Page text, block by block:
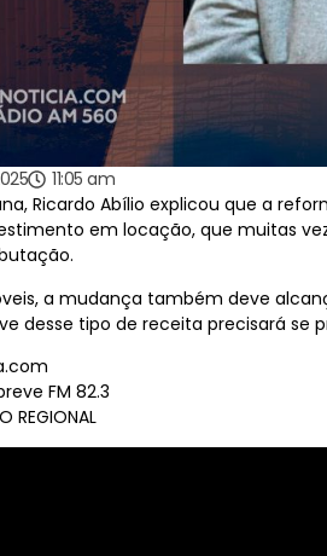
11:05 am
Ricardo Abílio explicou que a
em locação, que muitas
a mudança também deve
desse tipo de receita precisará se
FM 82.3
REGIONAL